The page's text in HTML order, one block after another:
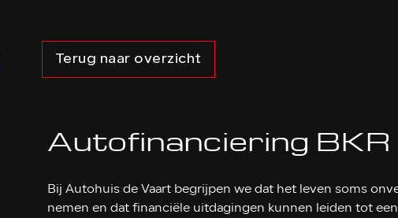
Terug naar overzicht
Autofinanciering BKR
Bij Autohuis de Vaart begrijpen we dat het leven soms
nemen en dat financiële uitdagingen kunnen leiden tot